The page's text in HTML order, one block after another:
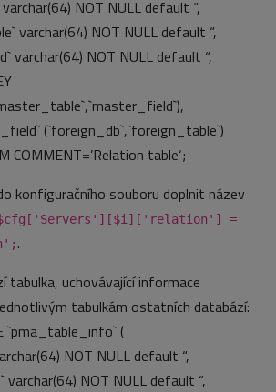
NOT NULL default “,
varchar(64) NOT NULL default “,
varchar(64) NOT NULL default “,
(`foreign_db`,`foreign_table`)
COMMENT=’Relation table‘;
konfiguračního souboru doplnit název
=
.
tabulka, uchovávající informace
tabulkám ostatních databází:
`pma_table_info` (
NOT NULL default “,
NOT NULL default “,